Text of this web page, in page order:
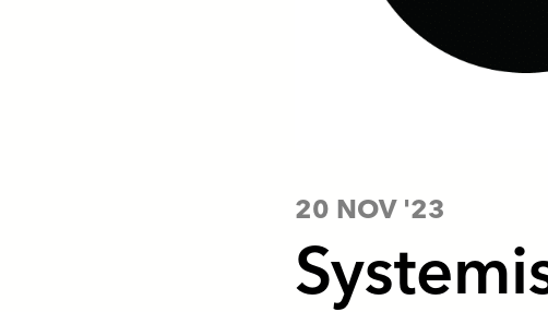
20 NOV '23